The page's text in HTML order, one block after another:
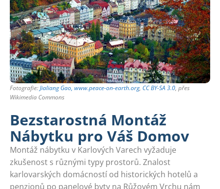
Fotografie:Jialiang Gao, www.peace-on-earth.org, CC BY-SA 3.0, přes
Wikimedia Commons
Bezstarostná Montáž
Nábytku pro Váš Domov
Montáž nábytku v Karlových Varech vyžaduje
zkušenost s různými typy prostorů. Znalost
karlovarských domácností od historických hotelů a
penzionů po panelové byty na Růžovém Vrchu nám